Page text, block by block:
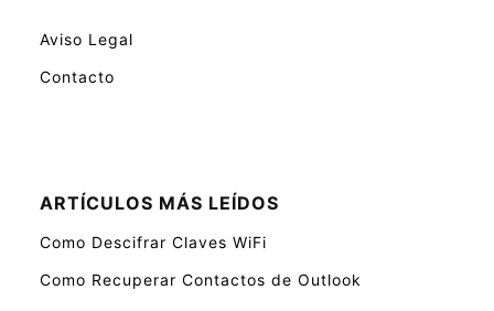
Aviso Legal
Contacto
ARTÍCULOS MÁS LEÍDOS
Como Descifrar Claves WiFi
Como Recuperar Contactos de Outlook